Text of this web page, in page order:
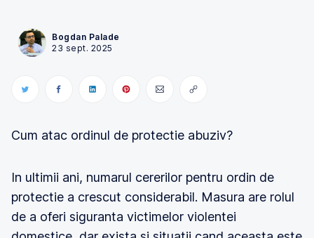
Bogdan Palade
23 sept. 2025
Cum atac ordinul de protectie abuziv?
In ultimii ani, numarul cererilor pentru ordin de
protectie a crescut considerabil. Masura are rolul
de a oferi siguranta victimelor violentei